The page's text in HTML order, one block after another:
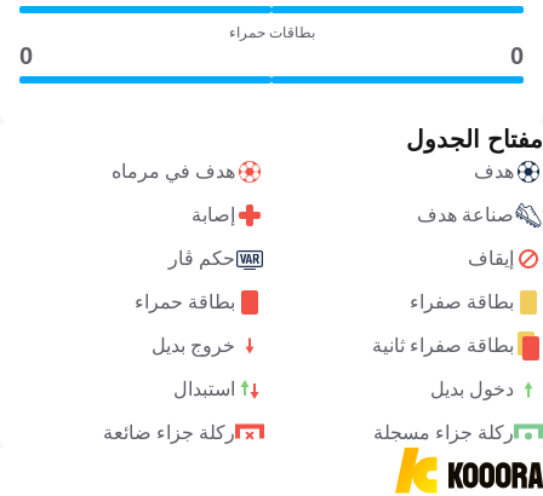
بطاقات حمراء
0
0
مفتاح الجدول
هدف هدف في مرماه
صناعة هدف إصابة
إيقاف حكم ڤار
بطاقة صفراء بطاقة حمراء
بطاقة صفراء ثانية خروج بديل
دخول بديل استبدال
ركلة جزاء مسجلة ركلة جزاء ضائعة